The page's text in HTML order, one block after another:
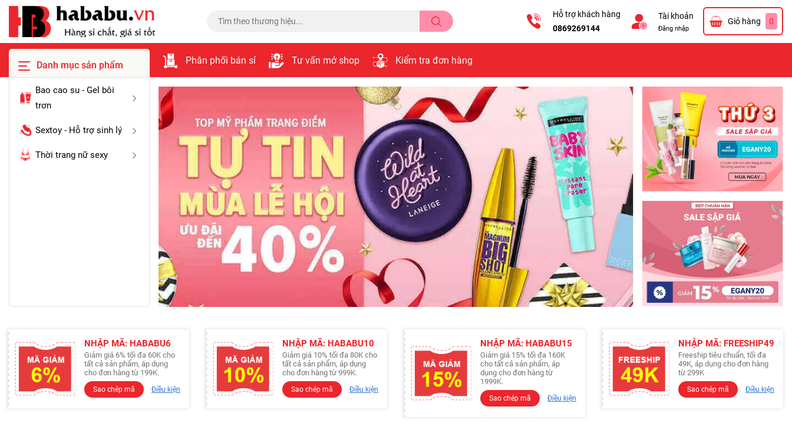
Hỗ trợ khách hàng
0869269144
Tài khoản
Đăng nhập
Giỏ hàng 0
Danh mục sản phẩm Phân phối bán sỉ Tư vấn mở shop Kiểm tra đơn hàng
Bao cao su - Gel bôi
trơn
Sextoy - Hỗ trợ sinh lý
Thời trang nữ sexy
NHẬP MÃ: HABABU6
Giảm giá 6% tối đa 60K cho
tất cả sản phẩm, áp dụng
cho đơn hàng từ 199K.
Sao chép mã Điều kiện
NHẬP MÃ: HABABU10
Giảm giá 10% tối đa 80K cho
tất cả sản phẩm, áp dụng
cho đơn hàng từ 999K.
Sao chép mã Điều kiện
NHẬP MÃ: HABABU15
Giảm giá 15% tối đa 160K
cho tất cả sản phẩm, áp
dụng cho đơn hàng từ
1999K.
Sao chép mã Điều kiện
NHẬP MÃ: FREESHIP49
Freeship tiêu chuẩn, tối đa
49K, áp dụng cho đơn hàng
từ 299K
Sao chép mã Điều kiện